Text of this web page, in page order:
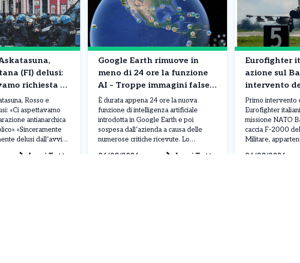
(FI) delusi:
richiesta di
antianarchica
Rosso e
«Ci aspettavamo
antianarchica
«Sinceramente
delusi dall’avviso
Leggi Tutto
Google Earth rimuove in
meno di 24 ore la funzione
AI – Troppe immagini false
di disastri e incidenti
È durata appena 24 ore la nuova
funzione di intelligenza artificiale
introdotta in Google Earth e poi
sospesa dall’azienda a causa delle
numerose critiche ricevute. Lo
06/08/2026 Leggi Tutto
Eurofighter
azione sul
intervento
NATO
Primo intervento
Eurofighter
missione NATO
caccia F-2000
Militare,
Air “Baltic
06/08/2026